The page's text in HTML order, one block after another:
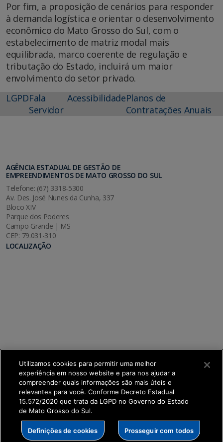
Por fim, a proposição de cenários para responder
à demanda logística e orientar o desenvolvimento
econômico do Mato Grosso do Sul, com o
estabelecimento de matriz modal mais
equilibrada, marco coerente de regulação e
tributação do Estado, incluirá um maior
envolvimento do setor privado.
LGPDFala
Servidor
AcessibilidadePlanos de
Contratações Anuais
AGÊNCIA ESTADUAL DE GESTÃO DE
EMPREENDIMENTOS DE MATO GROSSO DO SUL
Telefone: (67) 3318-5300
Av. Des. José Nunes da Cunha, 337
Bloco XIV
Parque dos Poderes
Campo Grande | MS
CEP: 79.031-310
LOCALIZAÇÃO
SETDIG | Secretaria-Executiva de Transformação
Digital
Utilizamos cookies para permitir uma melhor
experiência em nosso website e para nos ajudar a
compreender quais informações são mais úteis e
relevantes para você. Conforme Decreto Estadual
15.572/2020 que trata da LGPD no Governo do Estado
de Mato Grosso do Sul.
Definições de cookies Prosseguir com todos